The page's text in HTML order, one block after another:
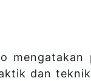
dan